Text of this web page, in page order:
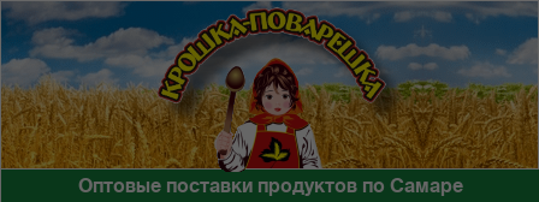
Оптовые поставки продуктов по Самаре